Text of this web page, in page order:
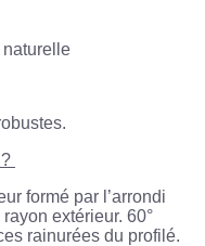
formé par l’arrondi
extérieur. 60°
rainurées du profilé.